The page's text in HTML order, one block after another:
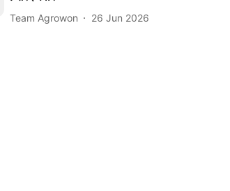
Team Agrowon 26 Jun 2026